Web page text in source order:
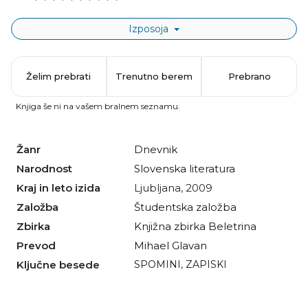
Izposoja
Žanr
dnevnik
Narodnost
slovenska literatura
Kraj in leto izida
Ljubljana, 2009
Založba
Študentska založba
Zbirka
Knjižna zbirka Beletrina
Prevod
Mihael Glavan
Ključne besede
SPOMINI, ZAPISKI
Želim prebrati Trenutno berem Prebrano
Knjiga še ni na vašem bralnem seznamu.